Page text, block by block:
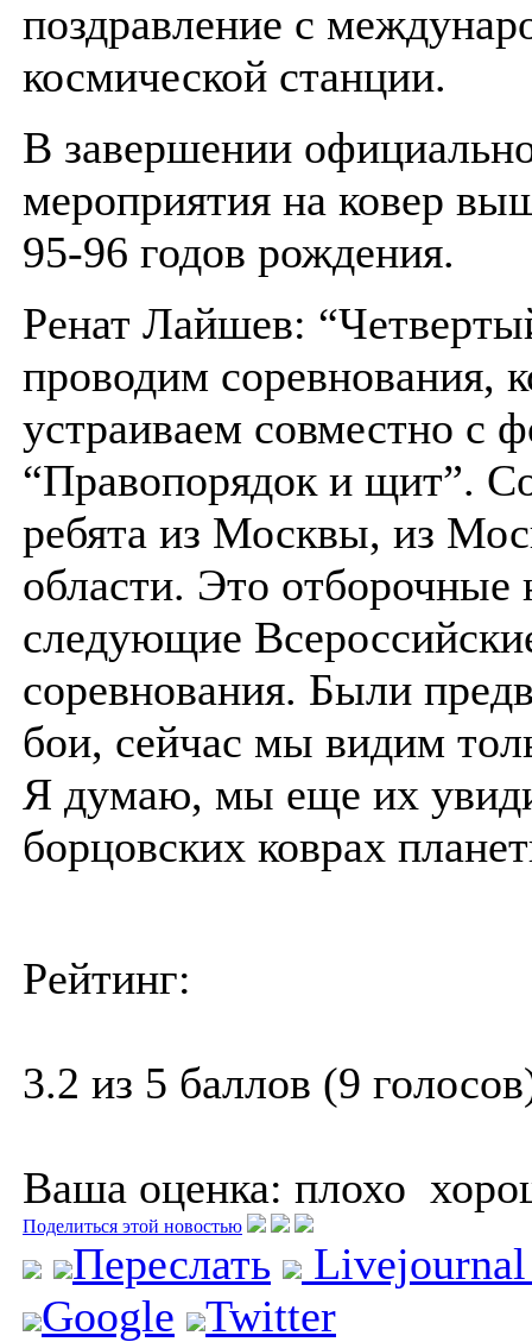
поздравление с
космической станции.
В завершении
мероприятия на ковер
95-96 годов рождения.
Ренат Лайшев:
проводим соревнования,
устраиваем совместно с
“Правопорядок и щит”.
ребята из Москвы, из
области. Это отборочные
следующие
соревнования. Были
бои, сейчас мы видим
Я думаю, мы еще их
борцовских коврах
Рейтинг:
3.2 из 5 баллов (9
Ваша оценка: плохо
Поделиться этой новостью
Переслать
Google
Twitter